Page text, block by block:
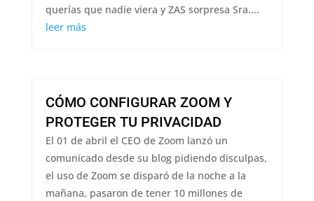
querías que nadie viera y ZAS sorpresa Sra....
leer más
CÓMO CONFIGURAR ZOOM Y
PROTEGER TU PRIVACIDAD
El 01 de abril el CEO de Zoom lanzó un
comunicado desde su blog pidiendo disculpas,
el uso de Zoom se disparó de la noche a la
mañana, pasaron de tener 10 millones de